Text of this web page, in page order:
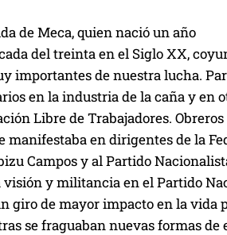
de Meca, quien nació un año
del treinta en el Siglo XX,
importantes de nuestra lucha.
en la industria de la caña y en
Libre de Trabajadores.
en dirigentes de la
Campos y al Partido
y militancia en el Partido
giro de mayor impacto en la vida
se fraguaban nuevas formas